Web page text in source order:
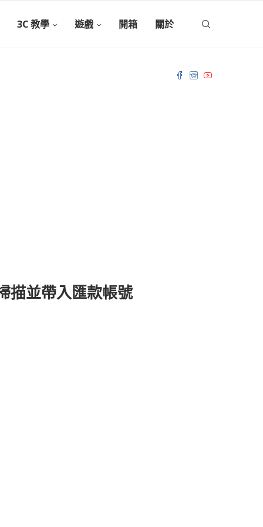
3C 教學 遊戲 開箱 關於
描並帶入匯款帳號